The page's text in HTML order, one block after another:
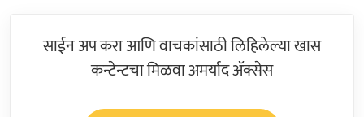
साईन अप करा आणि वाचकांसाठी लिहिलेल्या खास
कन्टेन्टचा मिळवा अमर्याद ॲक्सेस